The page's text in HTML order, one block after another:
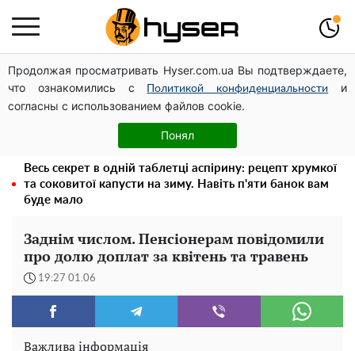
Продолжая просматривать Hyser.com.ua Вы подтверждаете,
что ознакомились с
Политикой конфиденциальности
и
согласны с использованием файлов cookie.
Понял
Чи може Поштова площа стати головною точкою
входу до історичного Києва
Дрони із націнкою: Олександр Конотопський вивів
мільйони оборонного бюджету через фіктивну фірму в
Весь секрет в одній таблетці аспірину: рецепт хрумкої
та соковитої капусти на зиму. Навіть п'яти банок вам
буде мало
Заднім числом. Пенсіонерам повідомили
про долю доплат за квітень та травень
19:27 01.06
Важлива інформація